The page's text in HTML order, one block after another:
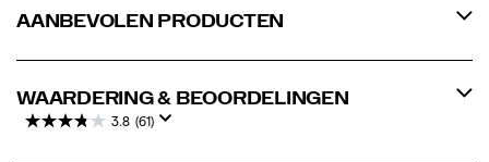
AANBEVOLEN PRODUCTEN
WAARDERING & BEOORDELINGEN
3.8 (61)